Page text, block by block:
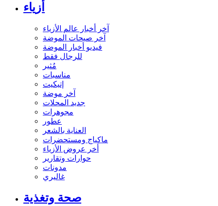
أزياء
آخر أخبار عالم الأزياء
آخر صيحات الموضة
فيديو أخبار الموضة
للرجال فقط
مُثير
مناسبات
إتيكيت
آخر موضة
جديد المحلات
مجوهرات
عطور
العناية بالشعر
ماكياج ومستحضرات
أخر عروض الأزياء
حوارات وتقارير
مدونات
غاليري
صحة وتغذية